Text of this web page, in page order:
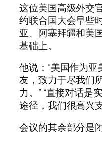
这位美国高级外交
约联合国大会早些
亚、阿塞拜疆和美
基础上。
他说：“美国作为
友，致力于尽我们
力。” “直接对话是
途径，我们很高兴
会议的其余部分是